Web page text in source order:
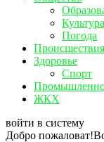
Культура
Погода
Происшествия
Здоровье
Спорт
ЖКХ
войти в систему
Добро пожаловат!